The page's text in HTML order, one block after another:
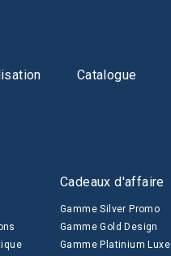
Catalogue
Cadeaux d'affaire
Gamme Silver Promo
Gamme Gold Design
Gamme Platinium Luxe